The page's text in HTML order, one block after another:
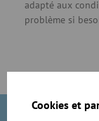
Cookies et
adapté aux
problème si